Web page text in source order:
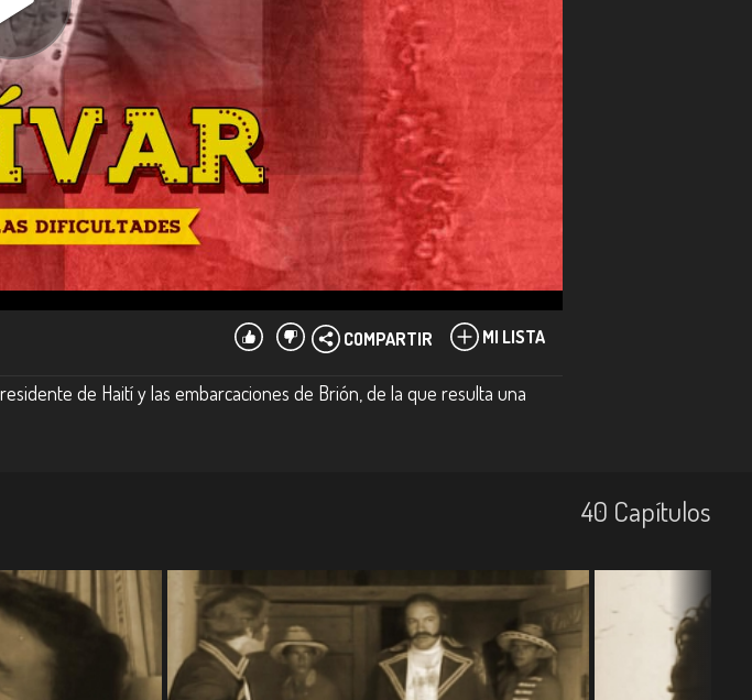
MI LISTA
COMPARTIR
de Haití y las embarcaciones de Brión, de la que resulta una
40 Capí­tulos